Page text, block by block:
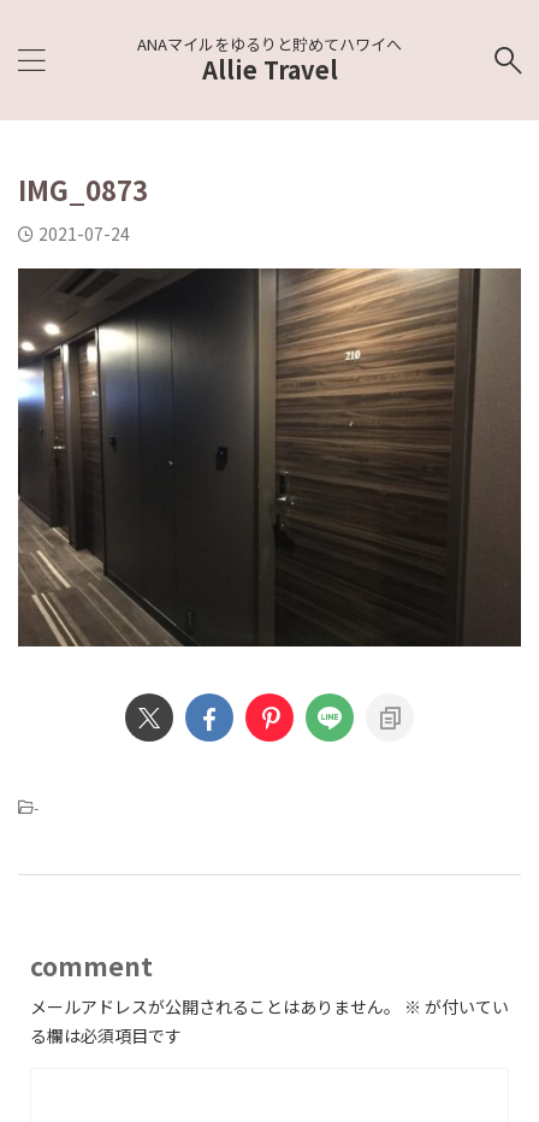
ANAマイルをゆるりと貯めてハワイへ
Allie Travel
IMG_0873
2021-07-24
-
comment
メールアドレスが公開されることはありません。 ※ が付いてい
る欄は必須項目です